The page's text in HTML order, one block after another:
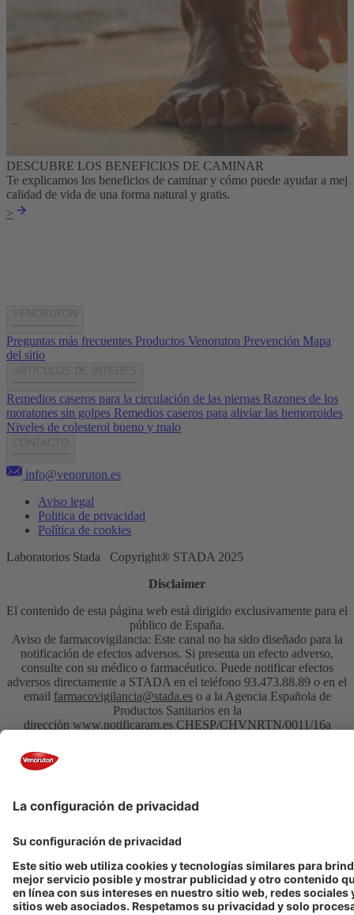
DESCUBRE LOS BENEFICIOS DE CAMINAR
Te explicamos los beneficios de caminar y cómo puede ayudar a
calidad de vida de una forma natural y gratis.
>
Preguntas más frecuentes Productos Venoruton Prevención Mapa
del sitio
Remedios caseros para la circulación de las piernas Razones de los
moratones sin golpes Remedios caseros para aliviar las hemorroides
Niveles de colesterol bueno y malo
info@venoruton.es
Aviso legal
Politica de privacidad
Política de cookies
Laboratorios Stada Copyright® STADA 2025
Disclaimer
El contenido de esta página web está dirigido exclusivamente para el
público de España.
Aviso de farmacovigilancia: Este canal no ha sido diseñado para la
notificación de efectos adversos. Si presenta un efecto adverso,
consulte con su médico o farmacéutico. Puede notificar efectos
adversos directamente a STADA en el teléfono 93.473.88.89 o en el
email farmacovigilancia@stada.eso a la Agencia Española de
Productos Sanitarios en la
dirección www.notificaram.esCHESP/CHVNRTN/0011/16a